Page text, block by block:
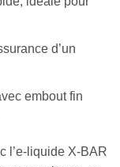
d’un
embout fin
l’e-liquide X-BAR